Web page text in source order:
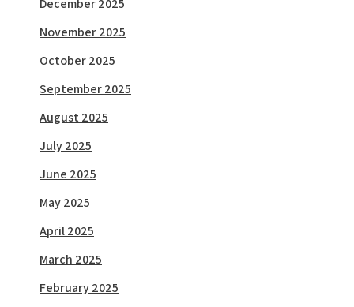
December 2025
November 2025
October 2025
September 2025
August 2025
July 2025
June 2025
May 2025
April 2025
March 2025
February 2025